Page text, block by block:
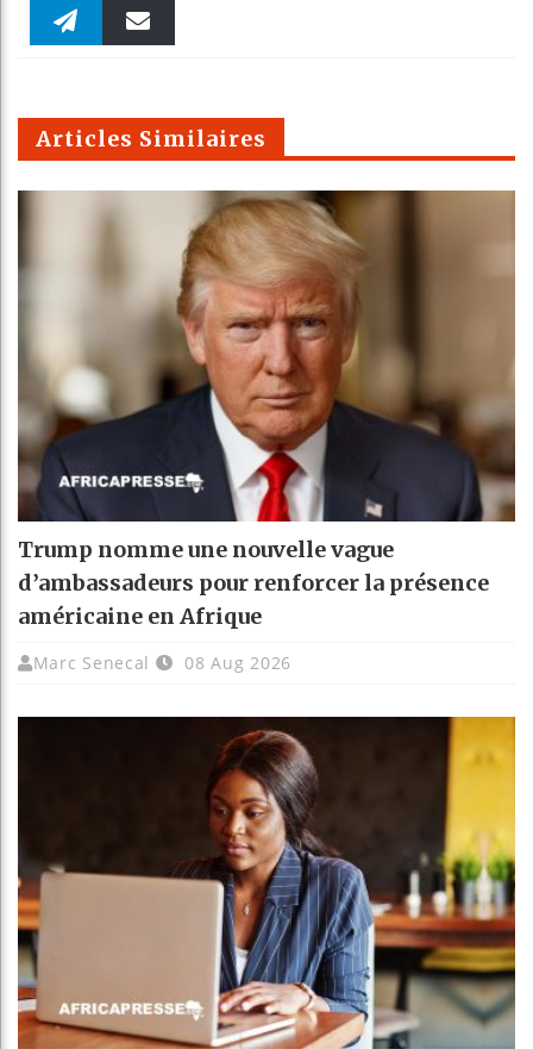
Faceboo Twitter
m
Articles Similaires
Trump nomme une nouvelle vague
d’ambassadeurs pour renforcer la présence
américaine en Afrique
Marc Senecal 08 Aug 2026